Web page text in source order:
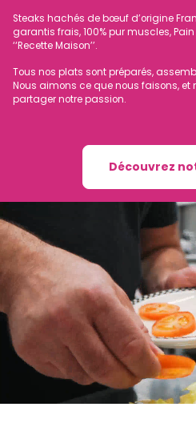
Steaks hachés de bœuf d’origine
garantis frais, 100% pur muscles,
‘‘Recette Maison’’.
Tous nos plats sont préparés,
Nous aimons ce que nous faisons, et
partager notre passion.
Découvrez